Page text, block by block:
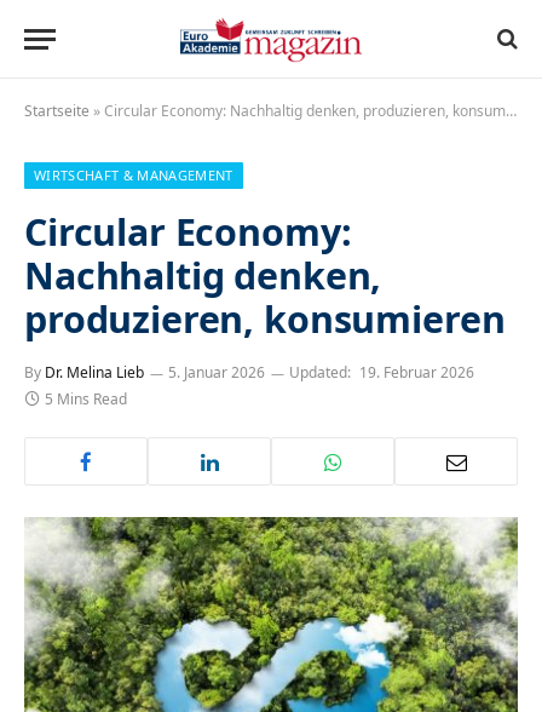
Startseite »Circular Economy: Nachhaltig denken, produzieren, konsumieren
WIRTSCHAFT & MANAGEMENT
Circular Economy:
Nachhaltig denken,
produzieren, konsumieren
By Dr. Melina Lieb 5. Januar 2026 Updated: 19. Februar 2026
5 Mins Read